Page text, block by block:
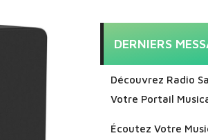
DERNIERS
Découvrez Radio
Votre Portail
Écoutez Votre